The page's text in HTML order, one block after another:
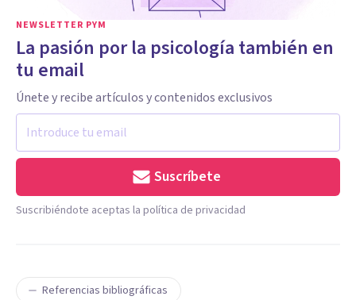
NEWSLETTER PYM
La pasión por la psicología también en
tu email
Únete y recibe artículos y contenidos exclusivos
Suscríbete
Suscribiéndote aceptas la política de privacidad
Referencias bibliográficas